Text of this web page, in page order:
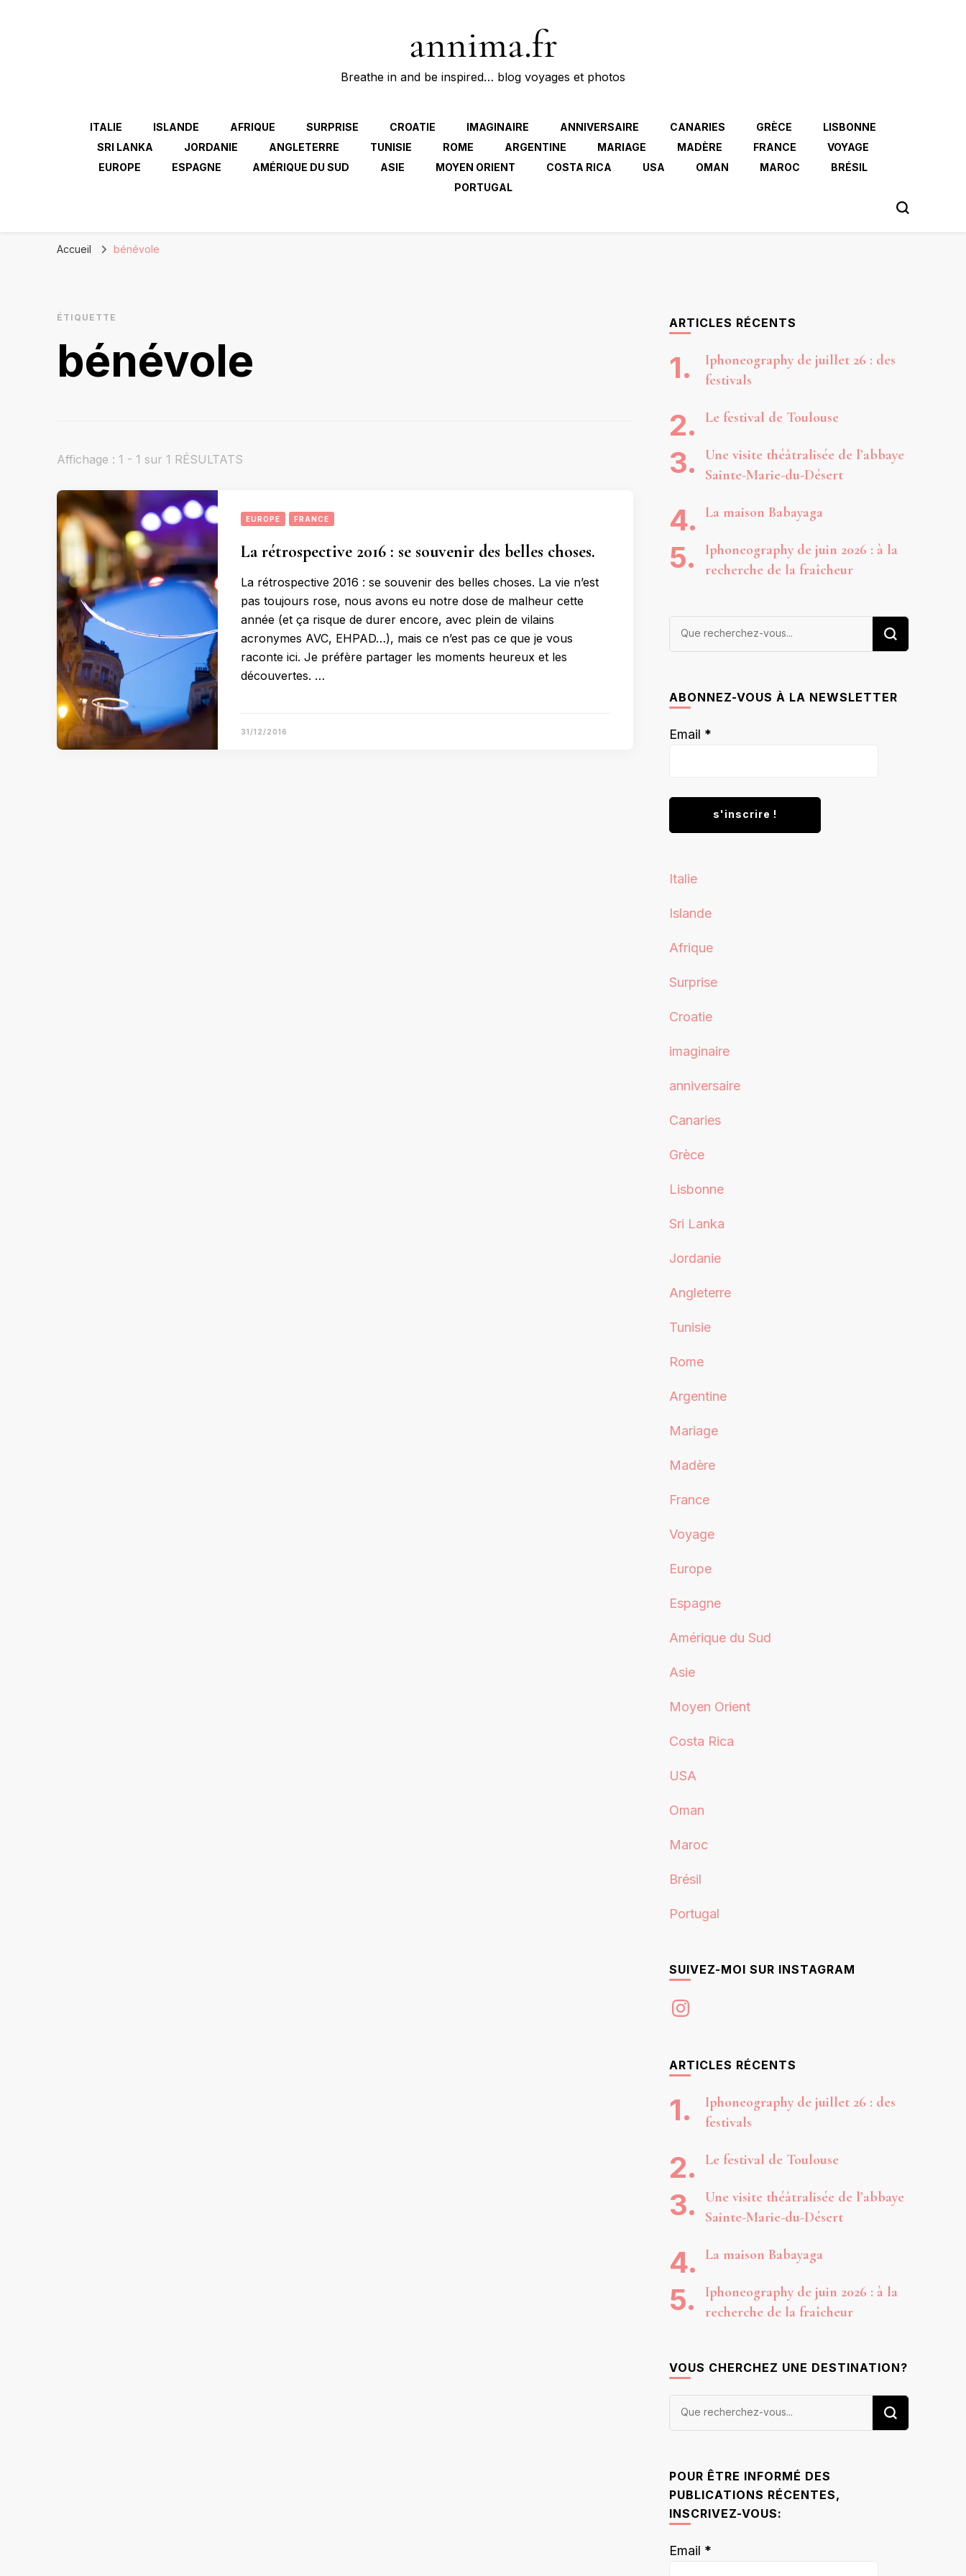
annima.fr
Breathe in and be inspired… blog voyages et photos
ITALIE ISLANDE AFRIQUE SURPRISE CROATIE IMAGINAIRE ANNIVERSAIRE CANARIES GRÈCE
LISBONNE
SRI LANKA
JORDANIE ANGLETERRE TUNISIE ROME ARGENTINE MARIAGE MADÈRE FRANCE
VOYAGE
EUROPE
ESPAGNE AMÉRIQUE DU SUD ASIE MOYEN ORIENT COSTA RICA USA OMAN MAROC
BRÉSIL
PORTUGAL
Accueil bénévole
ÉTIQUETTE
bénévole
Affichage : 1 - 1 sur 1 RÉSULTATS
EUROPE FRANCE
La rétrospective 2016 : se souvenir des belles choses.
La rétrospective 2016 : se souvenir des belles choses. La vie n’est
pas toujours rose, nous avons eu notre dose de malheur cette
année (et ça risque de durer encore, avec plein de vilains
acronymes AVC, EHPAD…), mais ce n’est pas ce que je vous
raconte ici. Je préfère partager les moments heureux et les
découvertes. …
31/12/2016
ARTICLES RÉCENTS
Iphoneography de juillet 26 : des
festivals
Le festival de Toulouse
Une visite théâtralisée de l’abbaye
Sainte-Marie-du-Désert
La maison Babayaga
Iphoneography de juin 2026 : à la
recherche de la fraîcheur
Vous
ABONNEZ-VOUS À LA NEWSLETTER
Email *
Italie
Islande
Afrique
Surprise
Croatie
imaginaire
anniversaire
Canaries
Grèce
Lisbonne
Sri Lanka
Jordanie
Angleterre
Tunisie
Rome
Argentine
Mariage
Madère
France
Voyage
Europe
Espagne
Amérique du Sud
Asie
Moyen Orient
Costa Rica
USA
Oman
Maroc
Brésil
Portugal
SUIVEZ-MOI SUR INSTAGRAM
Instagram
ARTICLES RÉCENTS
Iphoneography de juillet 26 : des
festivals
Le festival de Toulouse
Une visite théâtralisée de l’abbaye
Sainte-Marie-du-Désert
La maison Babayaga
Iphoneography de juin 2026 : à la
recherche de la fraîcheur
VOUS CHERCHEZ UNE DESTINATION?
Vous
POUR ÊTRE INFORMÉ DES
PUBLICATIONS RÉCENTES,
INSCRIVEZ-VOUS:
Email *